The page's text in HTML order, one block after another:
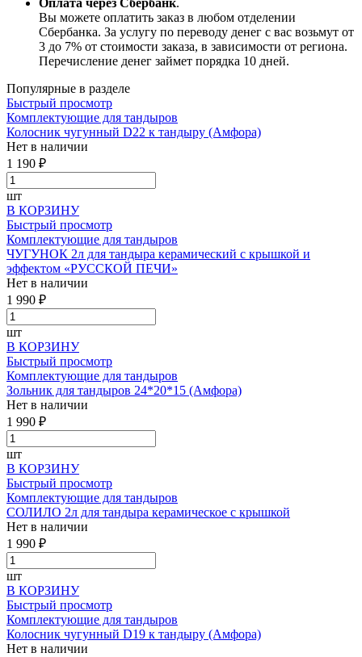
Оплата через Сбербанк.
Вы можете оплатить заказ в любом отделении
Сбербанка. За услугу по переводу денег с вас возьмут от
3 до 7% от стоимости заказа, в зависимости от региона.
Перечисление денег займет порядка 10 дней.
Популярные в разделе
Быстрый просмотр
Комплектующие для тандыров
Колосник чугунный D22 к тандыру (Амфора)
Нет в наличии
1 190 ₽
шт
В КОРЗИНУ
Быстрый просмотр
Комплектующие для тандыров
ЧУГУНОК 2л для тандыра керамический с крышкой и
эффектом «РУССКОЙ ПЕЧИ»
Нет в наличии
1 990 ₽
шт
В КОРЗИНУ
Быстрый просмотр
Комплектующие для тандыров
Зольник для тандыров 24*20*15 (Амфора)
Нет в наличии
1 990 ₽
шт
В КОРЗИНУ
Быстрый просмотр
Комплектующие для тандыров
СОЛИЛО 2л для тандыра керамическое с крышкой
Нет в наличии
1 990 ₽
шт
В КОРЗИНУ
Быстрый просмотр
Комплектующие для тандыров
Колосник чугунный D19 к тандыру (Амфора)
Нет в наличии